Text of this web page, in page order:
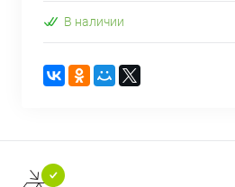
В наличии